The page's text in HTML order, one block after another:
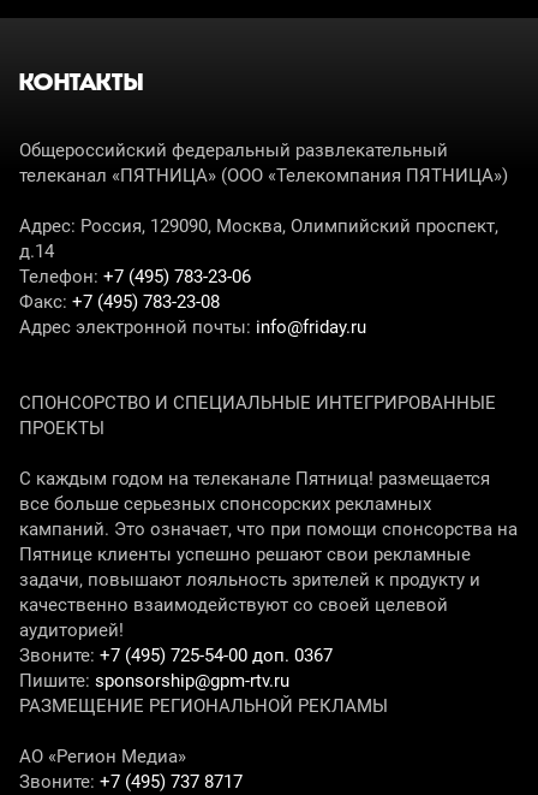
КОНТАКТЫ
Общероссийский федеральный развлекательный
телеканал «ПЯТНИЦА» (ООО «Телекомпания ПЯТНИЦА»)
Адрес: Россия, 129090, Москва, Олимпийский проспект,
д.14
Телефон: +7 (495) 783-23-06
Факс: +7 (495) 783-23-08
Адрес электронной почты: info@friday.ru
СПОНСОРСТВО И СПЕЦИАЛЬНЫЕ ИНТЕГРИРОВАННЫЕ
ПРОЕКТЫ
С каждым годом на телеканале Пятница! размещается
все больше серьезных спонсорских рекламных
кампаний. Это означает, что при помощи спонсорства на
Пятнице клиенты успешно решают свои рекламные
задачи, повышают лояльность зрителей к продукту и
качественно взаимодействуют со своей целевой
аудиторией!
Звоните: +7 (495) 725-54-00 доп. 0367
Пишите: sponsorship@gpm-rtv.ru
РАЗМЕЩЕНИЕ РЕГИОНАЛЬНОЙ РЕКЛАМЫ
АО «Регион Медиа»
Звоните: +7 (495) 737 8717